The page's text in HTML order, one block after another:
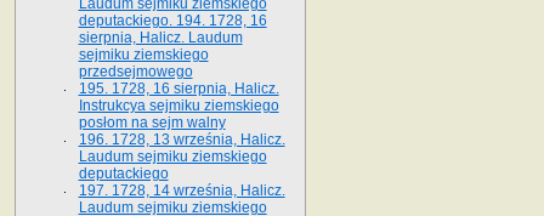
Laudum sejmiku ziemskiego
deputackiego. 194. 1728, 16
sierpnia, Halicz. Laudum
sejmiku ziemskiego
przedsejmowego
195. 1728, 16 sierpnia, Halicz.
Instrukcya sejmiku ziemskiego
posłom na sejm walny
196. 1728, 13 września, Halicz.
Laudum sejmiku ziemskiego
deputackiego
197. 1728, 14 września, Halicz.
Laudum sejmiku ziemskiego